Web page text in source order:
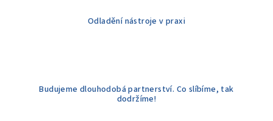
Odladění nástroje v praxi
Budujeme dlouhodobá partnerství. Co slíbíme, tak
dodržíme!